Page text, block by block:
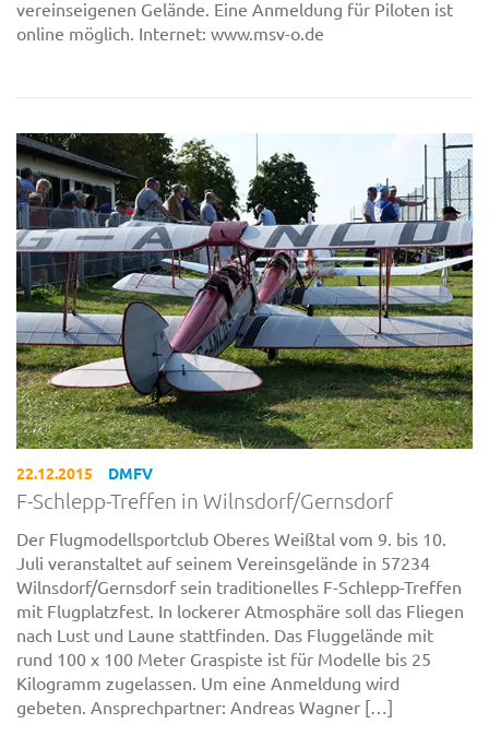
vereinseigenen Gelände. Eine Anmeldung für Piloten ist
online möglich. Internet: www.msv-o.de
22.12.2015 DMFV
F-Schlepp-Treffen in Wilnsdorf/Gernsdorf
Der Flugmodellsportclub Oberes Weißtal vom 9. bis 10.
Juli veranstaltet auf seinem Vereinsgelände in 57234
Wilnsdorf/Gernsdorf sein traditionelles F-Schlepp-Treffen
mit Flugplatzfest. In lockerer Atmosphäre soll das Fliegen
nach Lust und Laune stattfinden. Das Fluggelände mit
rund 100 x 100 Meter Graspiste ist für Modelle bis 25
Kilogramm zugelassen. Um eine Anmeldung wird
gebeten. Ansprechpartner: Andreas Wagner […]